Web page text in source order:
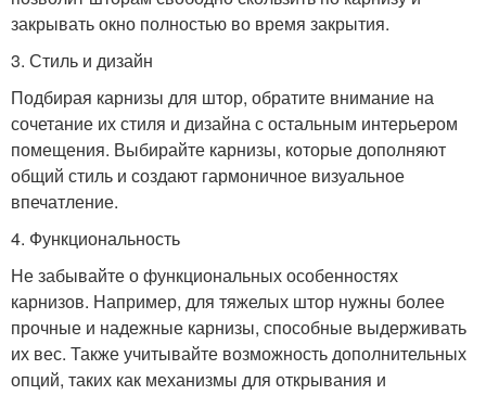
закрывать окно полностью во время закрытия.
3. Стиль и дизайн
Подбирая карнизы для штор, обратите внимание на
сочетание их стиля и дизайна с остальным интерьером
помещения. Выбирайте карнизы, которые дополняют
общий стиль и создают гармоничное визуальное
впечатление.
4. Функциональность
Не забывайте о функциональных особенностях
карнизов. Например, для тяжелых штор нужны более
прочные и надежные карнизы, способные выдерживать
их вес. Также учитывайте возможность дополнительных
опций, таких как механизмы для открывания и